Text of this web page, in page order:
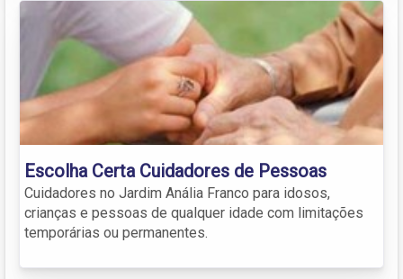
Escolha Certa Cuidadores de Pessoas
Cuidadores no Jardim Anália Franco para idosos,
crianças e pessoas de qualquer idade com limitações
temporárias ou permanentes.